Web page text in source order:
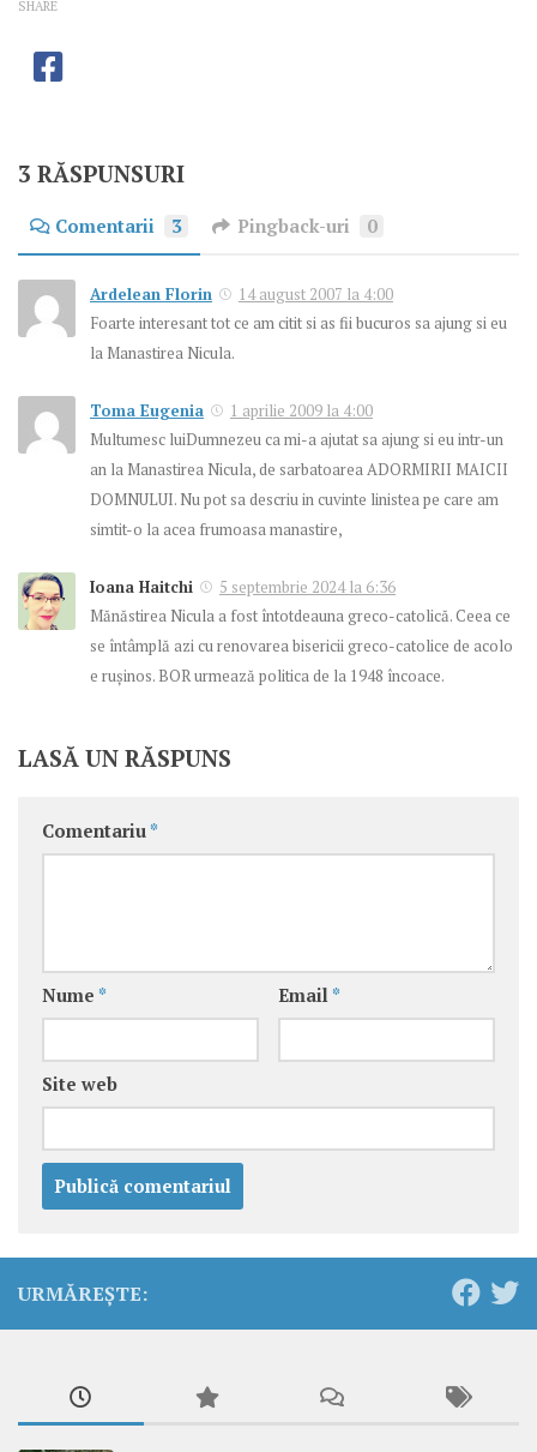
SHARE
3 RĂSPUNSURI
Comentarii 3 Pingback-uri 0
Ardelean Florin
14 august 2007 la 4:00
Foarte interesant tot ce am citit si as fii bucuros sa ajung si eu
la Manastirea Nicula.
Toma Eugenia
1 aprilie 2009 la 4:00
Multumesc luiDumnezeu ca mi-a ajutat sa ajung si eu intr-un
an la Manastirea Nicula, de sarbatoarea ADORMIRII MAICII
DOMNULUI. Nu pot sa descriu in cuvinte linistea pe care am
simtit-o la acea frumoasa manastire,
Ioana Haitchi
5 septembrie 2024 la 6:36
Mănăstirea Nicula a fost întotdeauna greco-catolică. Ceea ce
se întâmplă azi cu renovarea bisericii greco-catolice de acolo
e rușinos. BOR urmează politica de la 1948 încoace.
LASĂ UN RĂSPUNS
Comentariu *
Nume * Email *
Site web
URMĂREȘTE: